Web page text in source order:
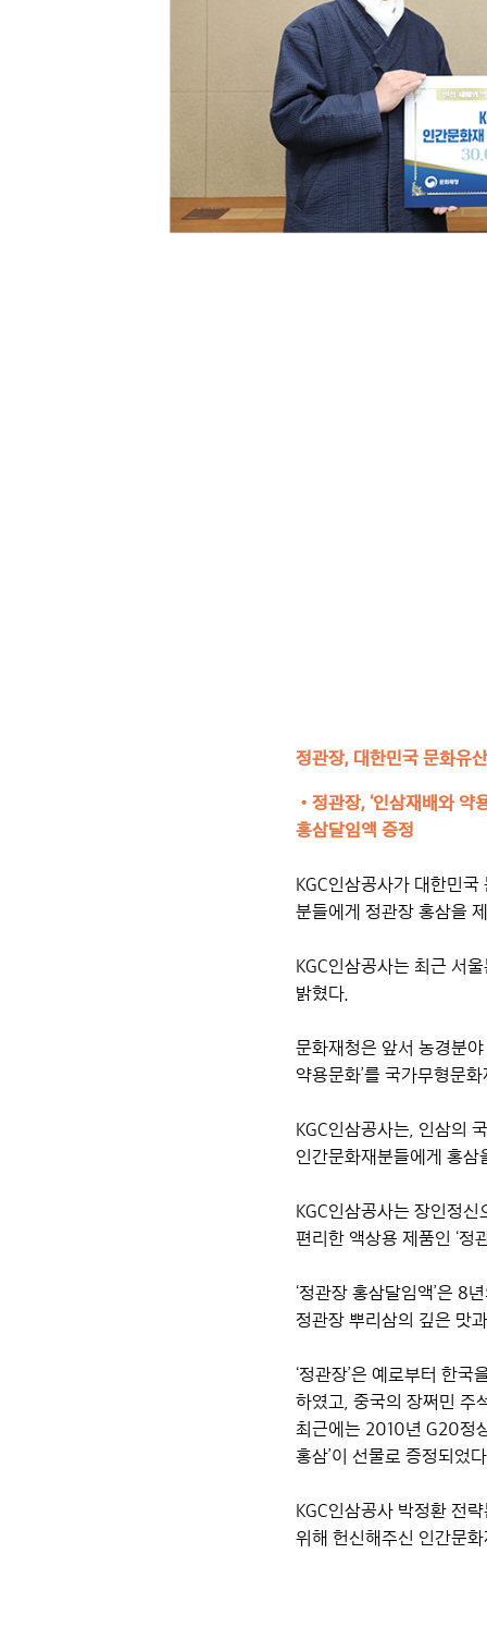
정관장, 대한민국 문화유
•정관장, ‘인삼재배와 약
홍삼달임액 증정
KGC인삼공사가 대한민
분들에게 정관장 홍삼을
KGC인삼공사는 최근 서
밝혔다.
문화재청은 앞서 농경분
약용문화’를 국가무형문
KGC인삼공사는, 인삼의
인간문화재분들에게 홍삼
KGC인삼공사는 장인정
편리한 액상용 제품인 ‘정
‘정관장 홍삼달임액’은 8
정관장 뿌리삼의 깊은 맛
‘정관장’은 예로부터 한
하였고, 중국의 장쩌민 주
최근에는 2010년 G20정
홍삼’이 선물로 증정되었다.
KGC인삼공사 박정환 전
위해 헌신해주신 인간문